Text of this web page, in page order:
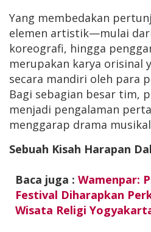
Yang membedakan
elemen artistik—mulai
koreografi, hingga
merupakan karya orisinal
secara mandiri oleh para
Bagi sebagian besar tim,
menjadi pengalaman
menggarap drama
Sebuah Kisah Harapan
Baca juga : Wamenpar:
Festival Diharapkan
Wisata Religi